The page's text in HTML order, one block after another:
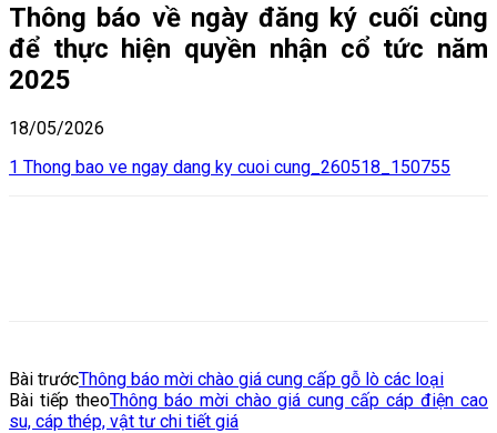
Thông báo về ngày đăng ký cuối cùng
để thực hiện quyền nhận cổ tức năm
2025
18/05/2026
1 Thong bao ve ngay dang ky cuoi cung_260518_150755
Bài trướcThông báo mời chào giá cung cấp gỗ lò các loại
Bài tiếp theoThông báo mời chào giá cung cấp cáp điện cao
su, cáp thép, vật tư chi tiết giá